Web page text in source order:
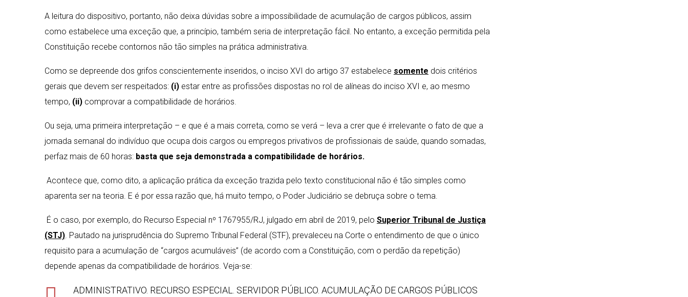
A leitura do dispositivo, portanto, não deixa dúvidas sobre a impossibilidade de acumulação de cargos públicos, assim
como estabelece uma exceção que, a princípio, também seria de interpretação fácil. No entanto, a exceção permitida pela
Constituição recebe contornos não tão simples na prática administrativa.
Como se depreende dos grifos conscientemente inseridos, o inciso XVI do artigo 37 estabelece somente dois critérios
gerais que devem ser respeitados: (i) estar entre as profissões dispostas no rol de alíneas do inciso XVI e, ao mesmo
tempo, (ii) comprovar a compatibilidade de horários.
Ou seja, uma primeira interpretação – e que é a mais correta, como se verá – leva a crer que é irrelevante o fato de que a
jornada semanal do indivíduo que ocupa dois cargos ou empregos privativos de profissionais de saúde, quando somadas,
perfaz mais de 60 horas: basta que seja demonstrada a compatibilidade de horários.
Acontece que, como dito, a aplicação prática da exceção trazida pelo texto constitucional não é tão simples como
aparenta ser na teoria. E é por essa razão que, há muito tempo, o Poder Judiciário se debruça sobre o tema.
É o caso, por exemplo, do Recurso Especial nº 1767955/RJ, julgado em abril de 2019, pelo Superior Tribunal de Justiça
(STJ). Pautado na jurisprudência do Supremo Tribunal Federal (STF), prevaleceu na Corte o entendimento de que o único
requisito para a acumulação de “cargos acumuláveis” (de acordo com a Constituição, com o perdão da repetição)
depende apenas da compatibilidade de horários. Veja-se:
ADMINISTRATIVO. RECURSO ESPECIAL. SERVIDOR PÚBLICO. ACUMULAÇÃO DE CARGOS PÚBLICOS